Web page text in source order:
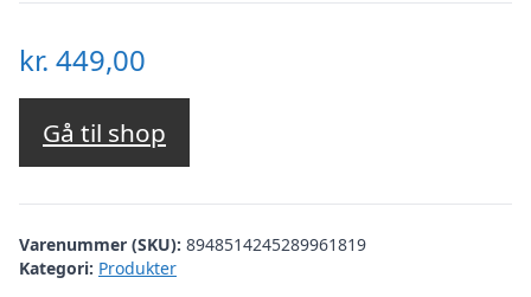
kr. 449,00
Gå til shop
Varenummer (SKU): 8948514245289961819
Kategori: Produkter